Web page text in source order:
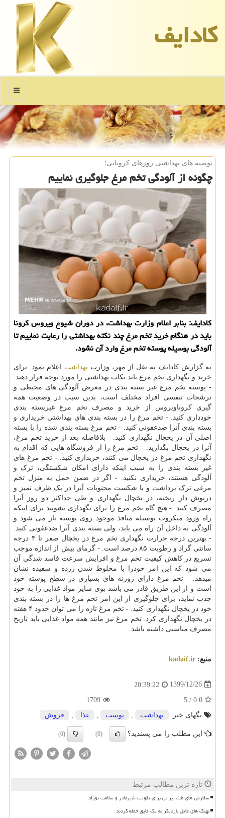
كادایف
منو
توصیه های بهداشتی روزهای كرونایی؛
چگونه از آلودگی تخم مرغ جلوگیری نماییم
کادایف: بنابر اعلام وزارت بهداشت، در دوران شیوع ویروس کرونا
باید در هنگام خرید تخم مرغ چند نکته بهداشتی را رعایت نماییم تا
آلودگی بوسیله پوسته تخم مرغ وارد آن نشود.
به گزارش کادایف به نقل از مهر، وزارت بهداشت اعلام نمود: برای
خرید و نگهداری تخم مرغ باید نکات بهداشتی را مورد توجه قرار دهید.
- پوسته تخم مرغ غیر بسته بندی در معرض آلودگی های محیطی و
ترشحات تنفسی افراد مختلف است، بدین سبب در وضعیت همه
گیری کروناویروس از خرید و مصرف تخم مرغ غیربسته بندی
خودداری کنید. - تخم مرغ را در بسته بندی های بهداشتی خریداری و
بسته بندی آنرا ضدعفونی کنید. - تخم مرغ بسته بندی شده را با بسته
اصلی آن در یخچال نگهداری کنید. - بلافاصله بعد از خرید تخم مرغ،
آنرا در یخچال بگذارید. - تخم مرغ را از فروشگاه هایی که اقدام به
نگهداری تخم مرغ در یخچال می کنند، خریداری کنید. - تخم مرغ های
غیر بسته بندی را به سبب اینکه دارای امکان شکستگی، ترک و
آلودگی هستند، خریداری نکنید. - اگر در ضمن حمل به منزل تخم
مرغی ترک برداشت و یا شکست محتویات آنرا در یک ظرف تمیز و
درپوش دار ریخته، در یخچال نگهداری و طی حداکثر دو روز آنرا
مصرف کنید. - هیچ گاه تخم مرغ را برای نگهداری نشویید برای اینکه
راه ورود میکروب بوسیله منافذ موجود روی پوسته باز می شود و
آلودگی به داخل آن راه می یابد، ولی بسته بندی آنرا ضدعفونی کنید.
- بهترین درجه حرارت نگهداری تخم مرغ در یخچال صفر تا ۴ درجه
سانتی گراد و رطوبت ۸۵ درصد است. - گرمای بیش از اندازه موجب
تسریع در کاهش کیفیت تخم مرغ و افزایش سرعت فاسد شدگی آن
می شود که این امر خودرا با مخلوط شدن زرده و سفیده نشان
میدهد. - تخم مرغ دارای روزنه های بسیاری در سطح پوسته خود
است و از این طریق قادر می باشد بوی سایر مواد غذایی را به خود
جذب نماید، برای جلوگیری از این امر تخم مرغ ها را در بسته بندی
خود در یخچال نگهداری کنید. - تخم مرغ تازه را می توان حدود ۴ هفته
در یخچال نگهداری کرد. تخم مرغ نیز مانند همه مواد غذایی باید تاریخ
مصرف مناسبی داشته باشد.
منبع: kadaif.ir
1399/12/26
20:39:22
0.0
/
5
1709
تگهای خبر:
بهداشت پوست غذا فروش
این مطلب را می پسندید؟ (0)
(0)
تازه ترین مطالب مرتبط
سفارش های طب ایرانی برای تقویت شیرمادر و سلامت نوزاد
نهنگ های قاتل باردیگر به یک قایق حمله کردند